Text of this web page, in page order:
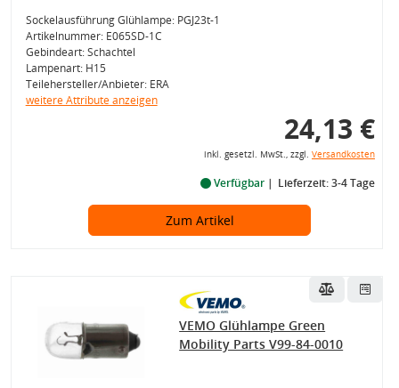
Sockelausführung Glühlampe: PGJ23t-1
Artikelnummer: E065SD-1C
Gebindeart: Schachtel
Lampenart: H15
Teilehersteller/Anbieter: ERA
weitere Attribute anzeigen
24,13 €
inkl. gesetzl. MwSt., zzgl. Versandkosten
Verfügbar Lieferzeit: 3-4 Tage
Zum Artikel
VEMO Glühlampe Green
Mobility Parts V99-84-0010